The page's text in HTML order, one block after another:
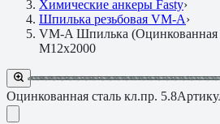
Химические анкеры Fasty›
Шпилька резьбовая VM-A›
VM-A Шпилька (Оцинкованная
M12х2000
Оцинкованная сталь кл.пр. 5.8